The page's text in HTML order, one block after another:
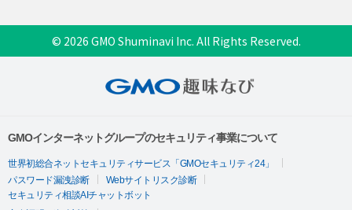
© 2026 GMO Shuminavi Inc. All Rights Reserved.